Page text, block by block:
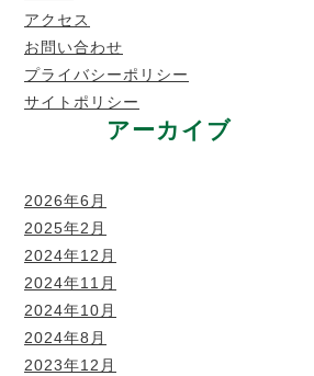
アクセス
お問い合わせ
プライバシーポリシー
サイトポリシー
アーカイブ
2026年6月
2025年2月
2024年12月
2024年11月
2024年10月
2024年8月
2023年12月